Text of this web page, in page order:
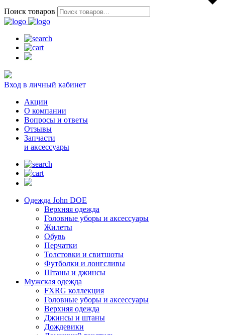
Поиск товаров
Вход в личный кабинет
Акции
О компании
Вопросы и ответы
Отзывы
Запчасти
и аксессуары
Одежда John DOE
Верхняя одежда
Головные уборы и аксессуары
Жилеты
Обувь
Перчатки
Толстовки и свитшоты
Футболки и лонгсливы
Штаны и джинсы
Мужская одежда
FXRG коллекция
Головные уборы и аксессуары
Верхняя одежда
Джинсы и штаны
Дождевики